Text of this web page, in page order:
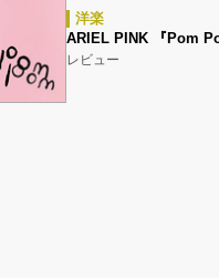
洋楽
ARIEL PINK 『Pom
レビュー